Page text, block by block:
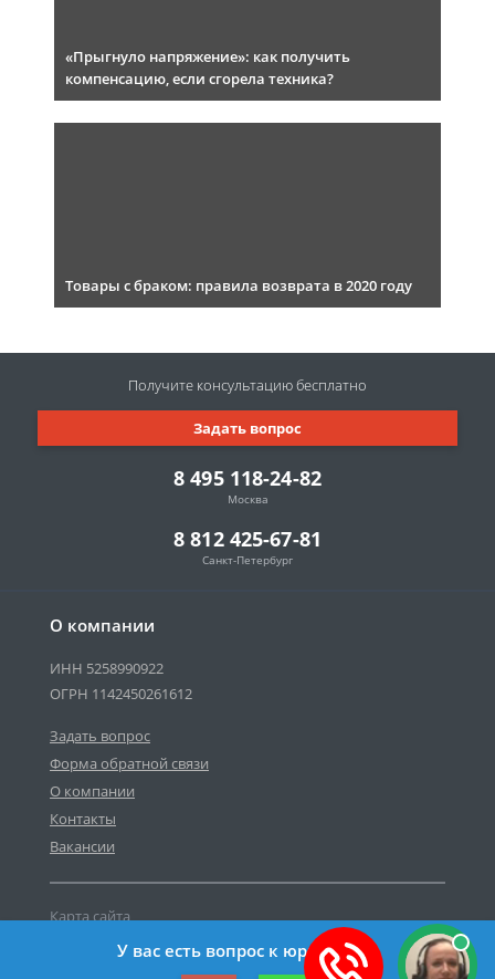
«Прыгнуло напряжение»: как получить
компенсацию, если сгорела техника?
Товары с браком: правила возврата в 2020 году
О компании
ИНН 5258990922
ОГРН 1142450261612
Задать вопрос
Форма обратной связи
О компании
Контакты
Вакансии
Карта сайта
Политика персональных данных
8 495 118-24-82
Москва
8 812 425-67-81
Санкт-Петербург
Задать вопрос
Получите консультациюбесплатно
У вас есть вопрос к юристу?